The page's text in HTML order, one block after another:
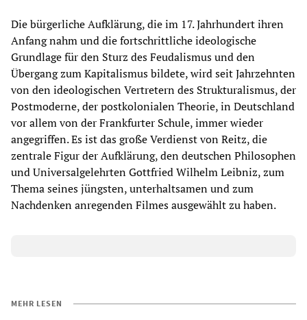
Die bürgerliche Aufklärung, die im 17. Jahrhundert ihren
Anfang nahm und die fortschrittliche ideologische
Grundlage für den Sturz des Feudalismus und den
Übergang zum Kapitalismus bildete, wird seit Jahrzehnten
von den ideologischen Vertretern des Strukturalismus, der
Postmoderne, der postkolonialen Theorie, in Deutschland
vor allem von der Frankfurter Schule, immer wieder
angegriffen. Es ist das große Verdienst von Reitz, die
zentrale Figur der Aufklärung, den deutschen Philosophen
und Universalgelehrten Gottfried Wilhelm Leibniz, zum
Thema seines jüngsten, unterhaltsamen und zum
Nachdenken anregenden Filmes ausgewählt zu haben.
MEHR LESEN